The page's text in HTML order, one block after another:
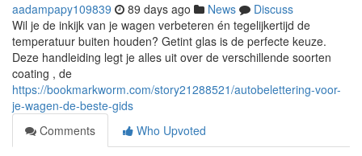
aadampapy109839 89 days ago News
Discuss
Wil je de inkijk van je wagen verbeteren én tegelijkertijd de
temperatuur buiten houden? Getint glas is de perfecte keuze.
Deze handleiding legt je alles uit over de verschillende soorten
coating , de
https://bookmarkworm.com/story21288521/autobelettering-voor-
je-wagen-de-beste-gids
Comments
Who Upvoted